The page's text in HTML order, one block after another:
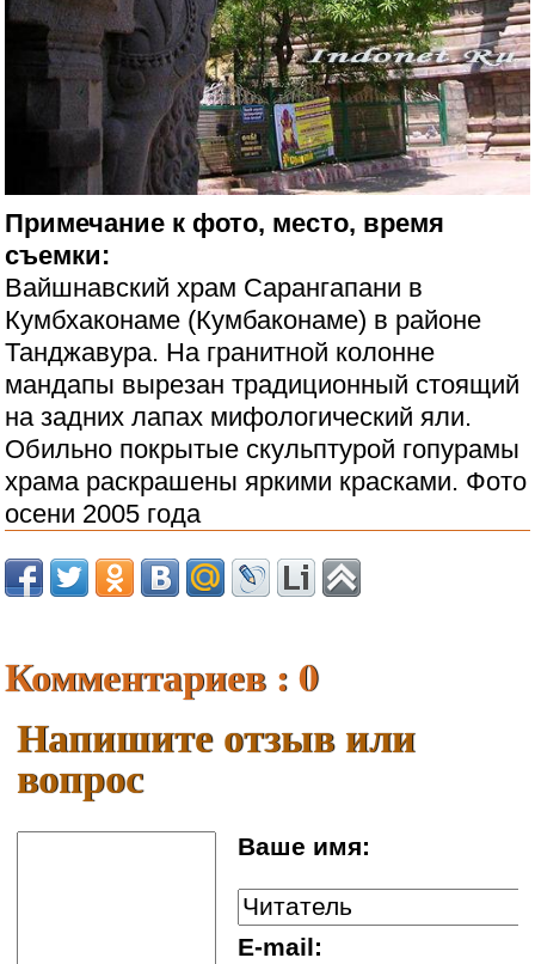
Примечание к фото, место, время
съемки:
Вайшнавский храм Сарангапани в
Кумбхаконаме (Кумбаконаме) в районе
Танджавура. На гранитной колонне
мандапы вырезан традиционный стоящий
на задних лапах мифологический яли.
Обильно покрытые скульптурой гопурамы
храма раскрашены яркими красками. Фото
осени 2005 года
Комментариев : 0
Напишите отзыв или
вопрос
Ваше имя:
E-mail: